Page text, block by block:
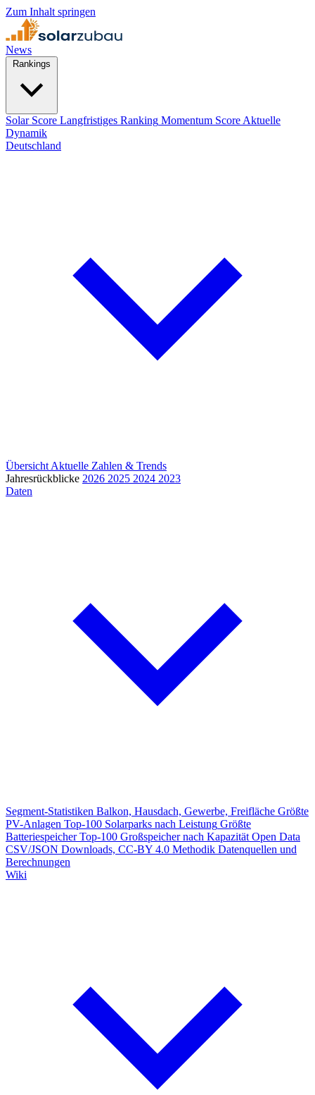
Zum Inhalt springen
News
Solar Score Langfristiges Ranking Momentum Score Aktuelle
Dynamik
Deutschland
Übersicht Aktuelle Zahlen & Trends
Jahresrückblicke 2026 2025 2024 2023
Daten
Segment-Statistiken Balkon, Hausdach, Gewerbe, Freifläche Größte
PV-Anlagen Top-100 Solarparks nach Leistung Größte
Batteriespeicher Top-100 Großspeicher nach Kapazität Open Data
CSV/JSON Downloads, CC-BY 4.0 Methodik Datenquellen und
Berechnungen
Wiki